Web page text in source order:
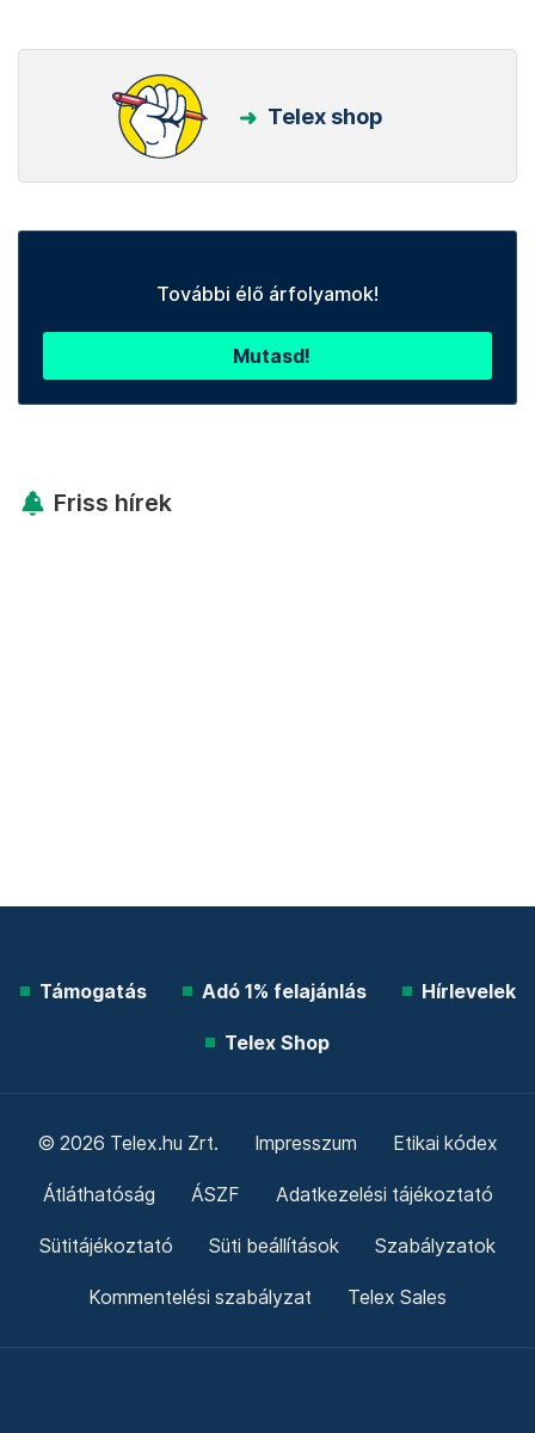
Telex shop
További élő árfolyamok!
Mutasd!
Friss hírek
Támogatás Adó 1% felajánlás Hírlevelek
Telex Shop
© 2026 Telex.hu Zrt. Impresszum Etikai kódex
Átláthatóság ÁSZF Adatkezelési tájékoztató
Sütitájékoztató Süti beállítások Szabályzatok
Kommentelési szabályzat Telex Sales